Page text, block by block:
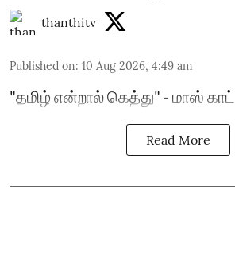
thanthitv
Published on: 10 Aug 2026, 4:49 am
"தமிழ் என்றால் கெத்து" - மாஸ்
Read More